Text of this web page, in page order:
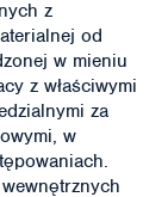
z
od
w mieniu
z właściwymi
za
w